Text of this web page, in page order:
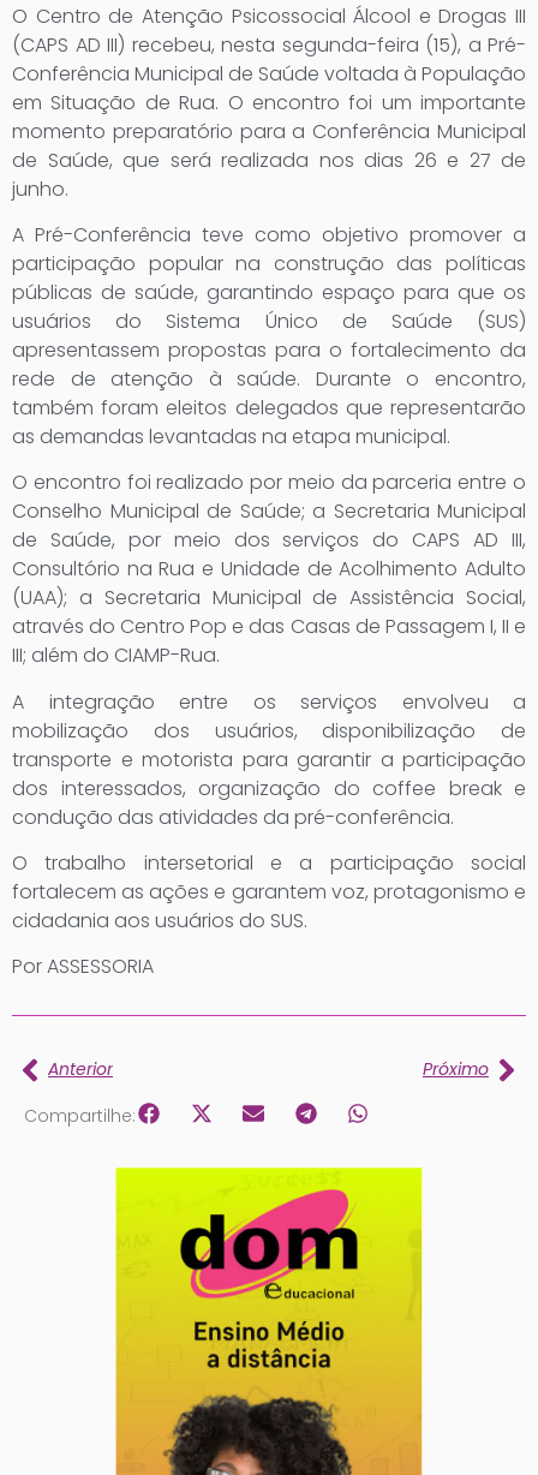
O Centro de Atenção Psicossocial Álcool e Drogas III
(CAPS AD III) recebeu, nesta segunda-feira (15), a Pré-
Conferência Municipal de Saúde voltada à População
em Situação de Rua. O encontro foi um importante
momento preparatório para a Conferência Municipal
de Saúde, que será realizada nos dias 26 e 27 de
junho.
A Pré-Conferência teve como objetivo promover a
participação popular na construção das políticas
públicas de saúde, garantindo espaço para que os
usuários do Sistema Único de Saúde (SUS)
apresentassem propostas para o fortalecimento da
rede de atenção à saúde. Durante o encontro,
também foram eleitos delegados que representarão
as demandas levantadas na etapa municipal.
O encontro foi realizado por meio da parceria entre o
Conselho Municipal de Saúde; a Secretaria Municipal
de Saúde, por meio dos serviços do CAPS AD III,
Consultório na Rua e Unidade de Acolhimento Adulto
(UAA); a Secretaria Municipal de Assistência Social,
através do Centro Pop e das Casas de Passagem I, II e
III; além do CIAMP-Rua.
A integração entre os serviços envolveu a
mobilização dos usuários, disponibilização de
transporte e motorista para garantir a participação
dos interessados, organização do coffee break e
condução das atividades da pré-conferência.
O trabalho intersetorial e a participação social
fortalecem as ações e garantem voz, protagonismo e
cidadania aos usuários do SUS.
Por ASSESSORIA
Anterior
Próximo
Compartilhe: